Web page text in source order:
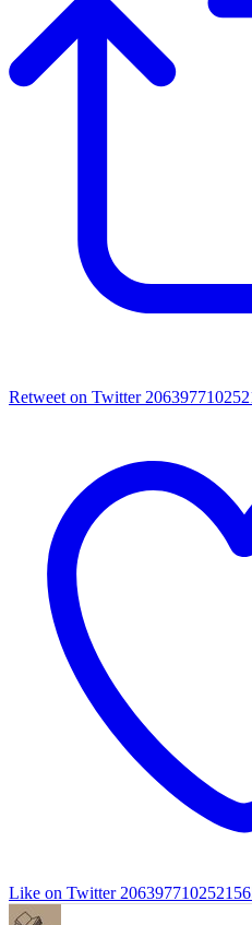
Retweet on Twitter
Like on Twitter